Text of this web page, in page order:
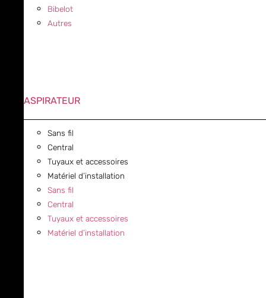
Bibelot
Autres
ASPIRATEUR
Sans fil
Central
Tuyaux et accessoires
Matériel d’installation
Sans fil
Central
Tuyaux et accessoires
Matériel d’installation